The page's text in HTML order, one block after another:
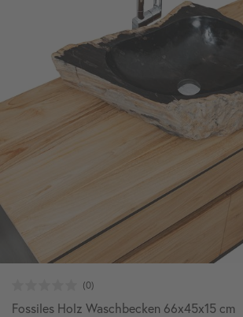
Fossiles Holz Waschbecken 66x45x15 cm